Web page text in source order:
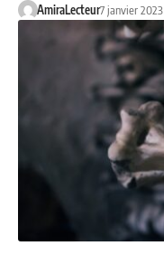
AmiraLecteur7 janvier 2023